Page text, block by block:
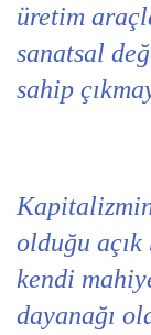
üretim
sanatsal
sahip
olduğu
kendi
dayanağı